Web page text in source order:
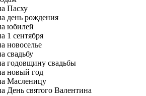
Пасху
день рождения
юбилей
1 сентября
новоселье
свадьбу
годовщину свадьбы
новый год
Масленицу
День святого Валентина